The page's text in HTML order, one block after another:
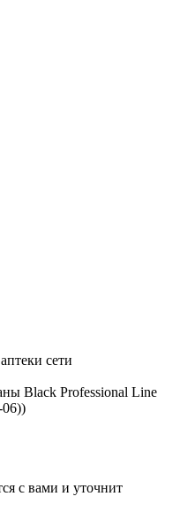
сети
Black Professional Line
06))
с вами и уточнит